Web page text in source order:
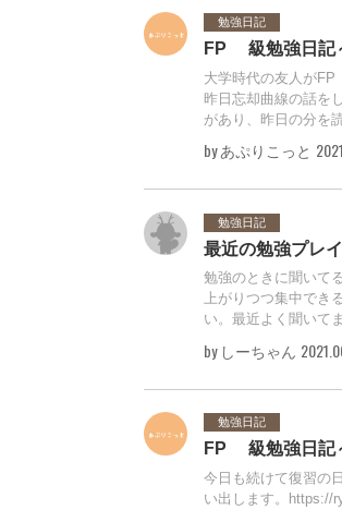
勉強日記
FP3級勉強日
大学時代の友人が
昨日忘却曲線の話を
があり、昨日の分を
by あぷりこっと
勉強日記
最近の勉強プレ
勉強のときに聞いて
上がりつつ集中で
い。最近よく聞いて
by しーちゃん
勉強日記
FP3級勉強日
今日も続けて復習
い出します。​https://